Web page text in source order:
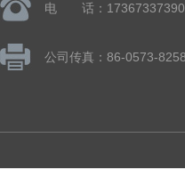
电 话：17367337390